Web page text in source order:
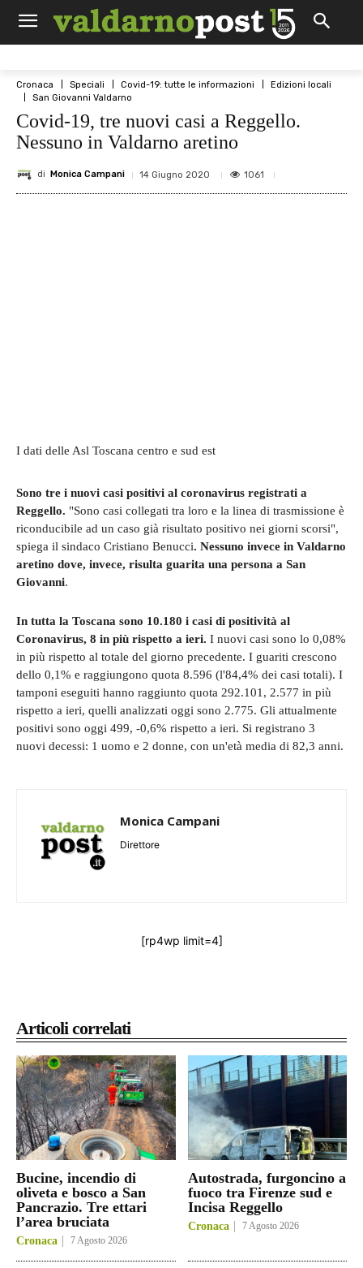
Cronaca Speciali Covid-19: tutte le informazioni
Edizioni locali
San Giovanni Valdarno
Covid-19, tre nuovi casi a Reggello.
Nessuno in Valdarno aretino
di Monica Campani 14 Giugno 2020 1061
Articoli correlati
Bucine, incendio di
oliveta e bosco a San
Pancrazio. Tre ettari
l’area bruciata
Cronaca 7 Agosto 2026
Autostrada, furgoncino a
fuoco tra Firenze sud e
Incisa Reggello
Cronaca 7 Agosto 2026
I dati delle Asl Toscana centro e sud est
Sono tre i nuovi casi positivi al coronavirus registrati a
Reggello. "Sono casi collegati tra loro e la linea di trasmissione è
riconducibile ad un caso già risultato positivo nei giorni scorsi",
spiega il sindaco Cristiano Benucci. Nessuno invece in Valdarno
aretino dove, invece, risulta guarita una persona a San
Giovanni.
In tutta la Toscana sono 10.180 i casi di positività al
Coronavirus, 8 in più rispetto a ieri. I nuovi casi sono lo 0,08%
in più rispetto al totale del giorno precedente. I guariti crescono
dello 0,1% e raggiungono quota 8.596 (l'84,4% dei casi totali). I
tamponi eseguiti hanno raggiunto quota 292.101, 2.577 in più
rispetto a ieri, quelli analizzati oggi sono 2.775. Gli attualmente
positivi sono oggi 499, -0,6% rispetto a ieri. Si registrano 3
nuovi decessi: 1 uomo e 2 donne, con un'età media di 82,3 anni.
Monica Campani
Direttore
[rp4wp limit=4]